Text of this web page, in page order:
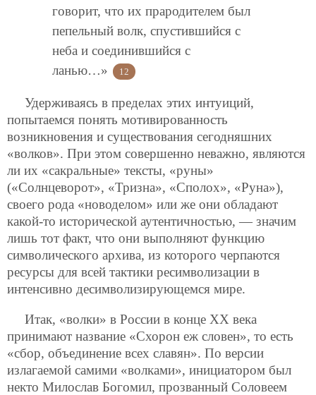
говорит, что их прародителем был
пепельный волк, спустившийся с
неба и соединившийся с
ланью…»
12
Удерживаясь в пределах этих интуиций,
попытаемся понять мотивированность
возникновения и существования сегодняшних
«волков». При этом совершенно неважно, являются
ли их «сакральные» тексты, «руны»
(«Солнцеворот», «Тризна», «Сполох», «Руна»),
своего рода «новоделом» или же они обладают
какой-то исторической аутентичностью, — значим
лишь тот факт, что они выполняют функцию
символического архива, из которого черпаются
ресурсы для всей тактики ресимволизации в
интенсивно десимволизирующемся мире.
Итак, «волки» в России в конце ХХ века
принимают название «Схорон еж словен», то есть
«сбор, объединение всех славян». По версии
излагаемой самими «волками», инициатором был
некто Милослав Богомил, прозванный Соловеем